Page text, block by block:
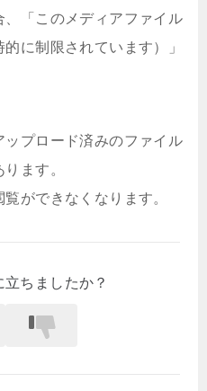
「このメディアファイル
に制限されています）」
プロード済みのファイル
ます。
ができなくなります。
ちましたか？